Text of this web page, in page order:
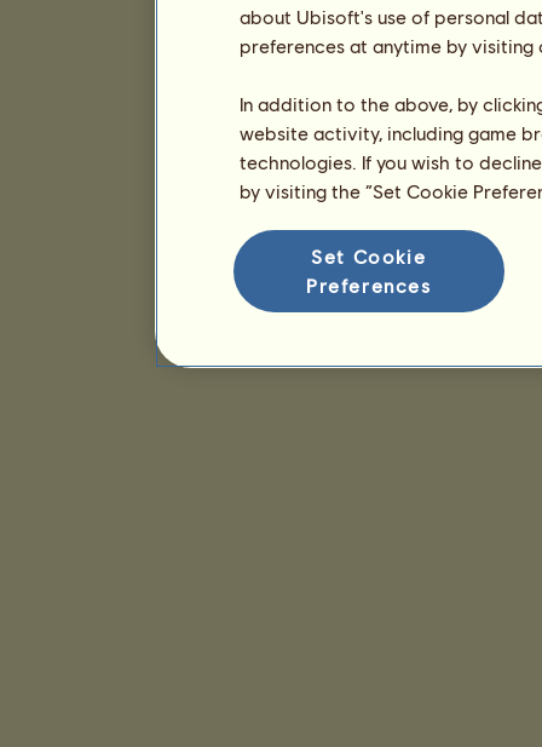
about Ubisoft's use of personal
preferences at anytime by
In addition to the above, by
website activity, including game
technologies. If you wish to
by visiting the “Set Cookie
Set Cookie
Preferences